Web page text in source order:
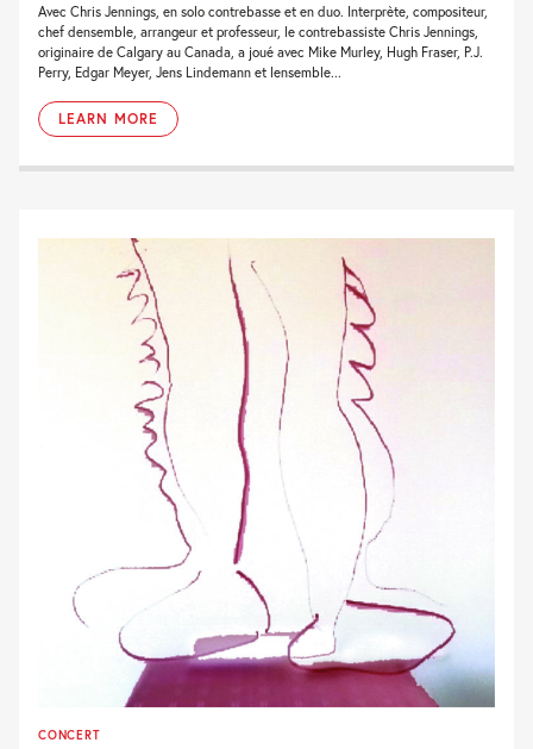
Avec Chris Jennings, en solo contrebasse et en duo. Interprète, compositeur,
chef densemble, arrangeur et professeur, le contrebassiste Chris Jennings,
originaire de Calgary au Canada, a joué avec Mike Murley, Hugh Fraser, P.J.
Perry, Edgar Meyer, Jens Lindemann et lensemble...
LEARN MORE
CONCERT